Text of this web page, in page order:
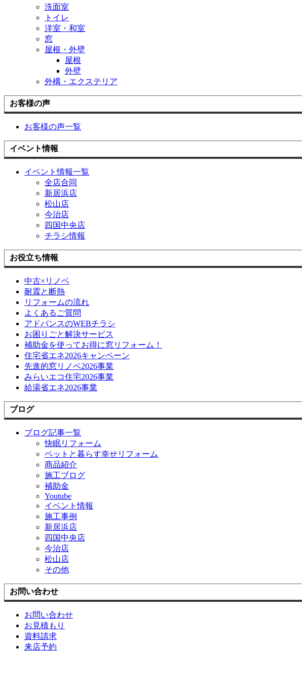
洗面室
トイレ
洋室・和室
窓
屋根・外壁
屋根
外壁
外構・エクステリア
お客様の声
お客様の声一覧
イベント情報
イベント情報一覧
全店合同
新居浜店
松山店
今治店
四国中央店
チラシ情報
お役立ち情報
中古×リノベ
耐震と断熱
リフォームの流れ
よくあるご質問
アドバンスのWEBチラシ
お困りごと解決サービス
補助金を使ってお得に窓リフォーム！
住宅省エネ2026キャンペーン
先進的窓リノベ2026事業
みらいエコ住宅2026事業
給湯省エネ2026事業
ブログ
ブログ記事一覧
快眠リフォーム
ペットと暮らす幸せリフォーム
商品紹介
施工ブログ
補助金
Youtube
イベント情報
施工事例
新居浜店
四国中央店
今治店
松山店
その他
お問い合わせ
お問い合わせ
お見積もり
資料請求
来店予約